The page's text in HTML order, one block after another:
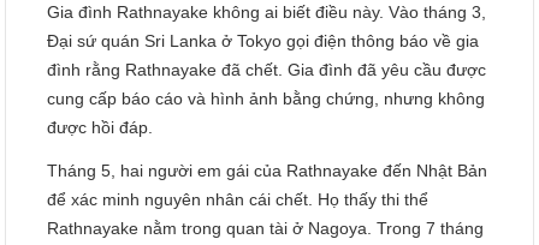
Gia đình Rathnayake không ai biết điều này. Vào tháng 3,
Đại sứ quán Sri Lanka ở Tokyo gọi điện thông báo về gia
đình rằng Rathnayake đã chết. Gia đình đã yêu cầu được
cung cấp báo cáo và hình ảnh bằng chứng, nhưng không
được hồi đáp.
Tháng 5, hai người em gái của Rathnayake đến Nhật Bản
để xác minh nguyên nhân cái chết. Họ thấy thi thể
Rathnayake nằm trong quan tài ở Nagoya. Trong 7 tháng